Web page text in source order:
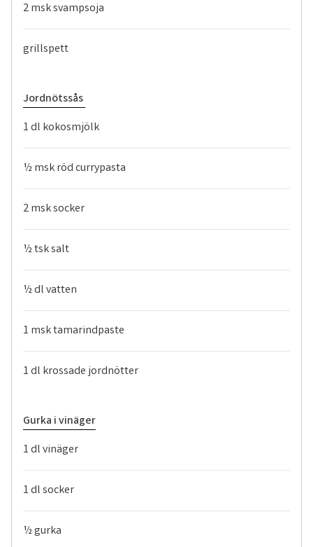
2 msk svampsoja
grillspett
Jordnötssås
1 dl kokosmjölk
½ msk röd currypasta
2 msk socker
½ tsk salt
½ dl vatten
1 msk tamarindpaste
1 dl krossade jordnötter
Gurka i vinäger
1 dl vinäger
1 dl socker
½ gurka